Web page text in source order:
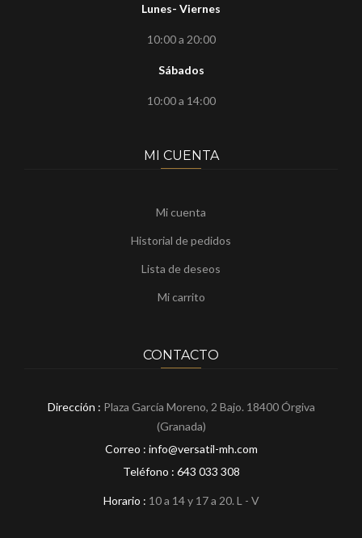
Lunes- Viernes
10:00 a 20:00
Sábados
10:00 a 14:00
MI CUENTA
Mi cuenta
Historial de pedidos
Lista de deseos
Mi carrito
CONTACTO
Dirección : Plaza García Moreno, 2 Bajo. 18400 Órgiva
(Granada)
Correo : info@versatil-mh.com
Teléfono : 643 033 308
Horario : 10 a 14 y 17 a 20. L - V